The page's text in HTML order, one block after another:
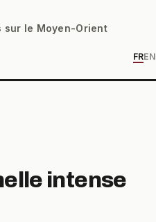
sur le Moyen-Orient
FREN
intense